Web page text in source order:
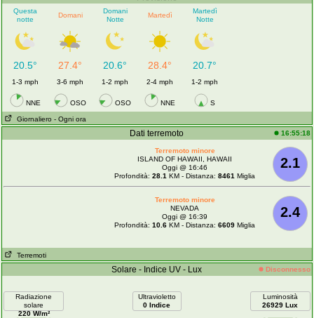
Questa
notte
Domani
Domani
Notte
Martedì
Martedì
Notte
20.5° 27.4° 20.6° 28.4° 20.7°
1-3 mph 3-6 mph 1-2 mph 2-4 mph 1-2 mph
NNE OSO OSO NNE S
Giornaliero - Ogni ora
Dati terremoto 16:55:18
2.1
Terremoto minore
ISLAND OF HAWAII, HAWAII
Oggi @ 16:46
Profondità:28.1 KM - Distanza:8461 Miglia
2.4
Terremoto minore
NEVADA
Oggi @ 16:39
Profondità:10.6 KM - Distanza:6609 Miglia
Terremoti
Solare - Indice UV - Lux Disconnesso
Radiazione
solare
220 W/m²
Ultravioletto
0 Indice
Luminosità
26929 Lux